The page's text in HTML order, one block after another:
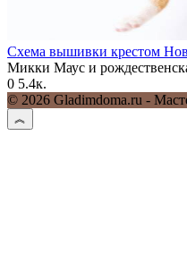
Схема вышивки крестом
Микки Маус и
0 5.4к.
© 2026 Gladimdoma.ru -